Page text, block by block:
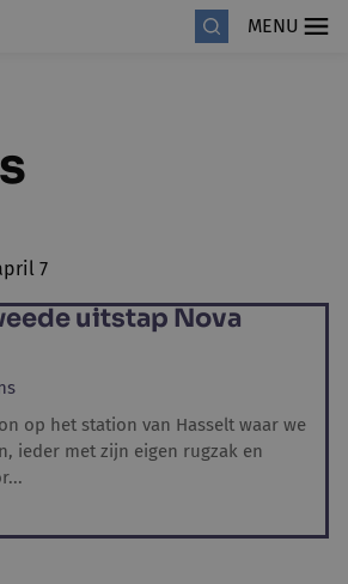
MENU
uitstap Nova
op het station van Hasselt waar we
ieder met zijn eigen rugzak en